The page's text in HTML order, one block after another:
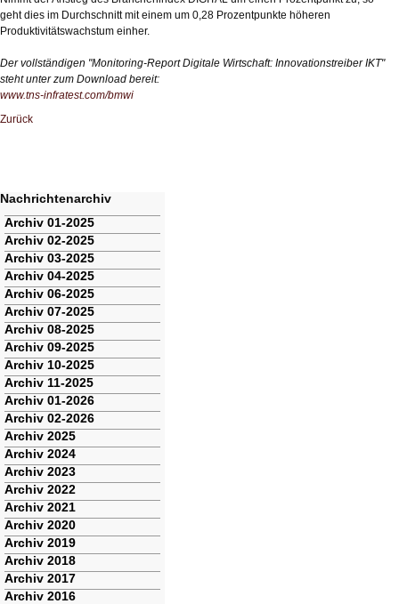
geht dies im Durchschnitt mit einem um 0,28 Prozentpunkte höheren
Produktivitätswachstum einher.
Der vollständigen "Monitoring-Report Digitale Wirtschaft: Innovationstreiber IKT"
steht unter zum Download bereit:
www.tns-infratest.com/bmwi
Zurück
Nachrichtenarchiv
Navigation
überspringen
Archiv 01-2025
Archiv 02-2025
Archiv 03-2025
Archiv 04-2025
Archiv 06-2025
Archiv 07-2025
Archiv 08-2025
Archiv 09-2025
Archiv 10-2025
Archiv 11-2025
Archiv 01-2026
Archiv 02-2026
Archiv 2025
Archiv 2024
Archiv 2023
Archiv 2022
Archiv 2021
Archiv 2020
Archiv 2019
Archiv 2018
Archiv 2017
Archiv 2016